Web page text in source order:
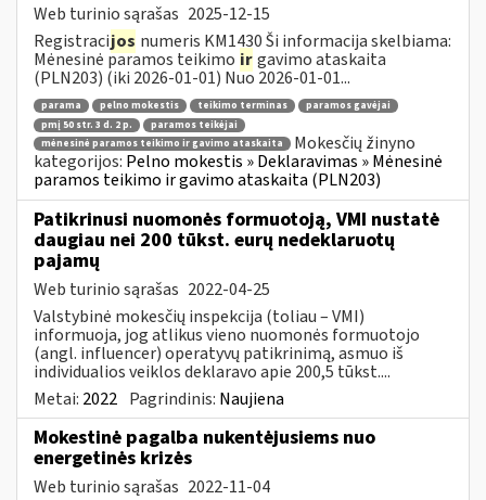
Web turinio sąrašas 2025-12-15
Registracijos numeris KM1430 Ši informacija skelbiama:
Mėnesinė paramos teikimo irgavimo ataskaita
(PLN203) (iki 2026-01-01) Nuo 2026-01-01...
parama pelno mokestis teikimo terminas
paramos gavėjai
pmį 50 str. 3 d. 2 p.
paramos teikėjai
mėnesinė paramos teikimo ir gavimo ataskaita
Mokesčių žinyno
kategorijos: Pelno mokestis » Deklaravimas » Mėnesinė
paramos teikimo ir gavimo ataskaita (PLN203)
Patikrinusi nuomonės formuotoją, VMI nustatė
daugiau nei 200 tūkst. eurų nedeklaruotų
pajamų
Web turinio sąrašas 2022-04-25
Valstybinė mokesčių inspekcija (toliau – VMI)
informuoja, jog atlikus vieno nuomonės formuotojo
(angl. influencer) operatyvų patikrinimą, asmuo iš
individualios veiklos deklaravo apie 200,5 tūkst....
Metai: 2022 Pagrindinis: Naujiena
Mokestinė pagalba nukentėjusiems nuo
energetinės krizės
Web turinio sąrašas 2022-11-04